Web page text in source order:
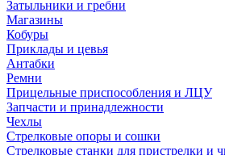
Затыльники и гребни
Магазины
Кобуры
Приклады и цевья
Антабки
Ремни
Прицельные приспособления и ЛЦУ
Запчасти и принадлежности
Чехлы
Стрелковые опоры и сошки
Стрелковые станки для пристрелки и